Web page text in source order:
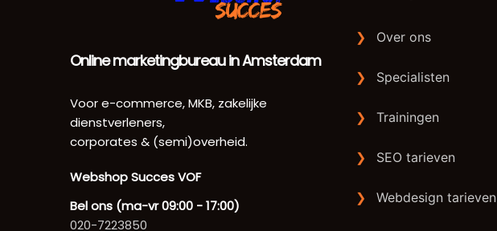
Online marketingbureau in Amsterdam
Voor e-commerce, MKB, zakelijke
dienstverleners,
corporates & (semi)overheid.
Webshop Succes VOF
Bel ons (ma-vr 09:00 - 17:00)
020-7223850
❯ Over ons
❯ Specialisten
❯ Trainingen
❯ SEO tarieven
❯ Webdesign tarieven